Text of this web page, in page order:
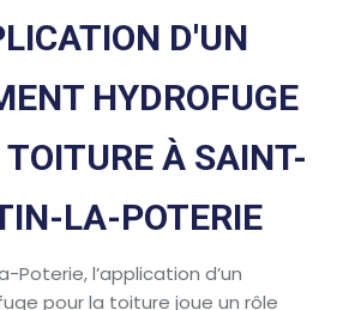
D'UN
HYDROFUGE
TOITURE À SAINT-
LA-POTERIE
Poterie, l’application d’un
pour la toiture joue un rôle